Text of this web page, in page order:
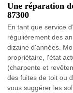
Une réparation
87300
En tant que service
régulièrement des
dizaine d'années.
propriétaire, l'état
(charpente et
des fuites de toit ou
vous suggérer les